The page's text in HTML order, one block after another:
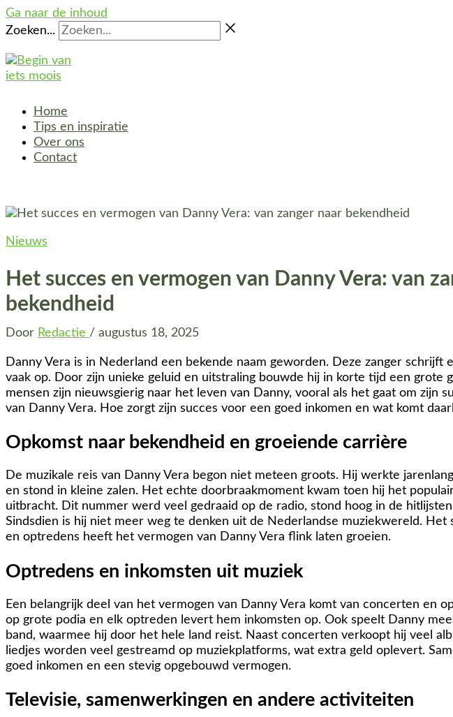
Ga naar de inhoud
Zoeken...
Home
Tips en inspiratie
Over ons
Contact
Nieuws
Het succes en vermogen van Danny Vera: van
bekendheid
Door Redactie / augustus 18, 2025
Danny Vera is in Nederland een bekende naam geworden. Deze zanger schrijft
vaak op. Door zijn unieke geluid en uitstraling bouwde hij in korte tijd een grote
mensen zijn nieuwsgierig naar het leven van Danny, vooral als het gaat om zijn
van Danny Vera. Hoe zorgt zijn succes voor een goed inkomen en wat komt
Opkomst naar bekendheid en groeiende carrière
De muzikale reis van Danny Vera begon niet meteen groots. Hij werkte
en stond in kleine zalen. Het echte doorbraakmoment kwam toen hij het
uitbracht. Dit nummer werd veel gedraaid op de radio, stond hoog in de
Sindsdien is hij niet meer weg te denken uit de Nederlandse muziekwereld. Het
en optredens heeft het vermogen van Danny Vera flink laten groeien.
Optredens en inkomsten uit muziek
Een belangrijk deel van het vermogen van Danny Vera komt van concerten en
op grote podia en elk optreden levert hem inkomsten op. Ook speelt Danny
band, waarmee hij door het hele land reist. Naast concerten verkoopt hij veel
liedjes worden veel gestreamd op muziekplatforms, wat extra geld oplevert.
goed inkomen en een stevig opgebouwd vermogen.
Televisie, samenwerkingen en andere activiteiten